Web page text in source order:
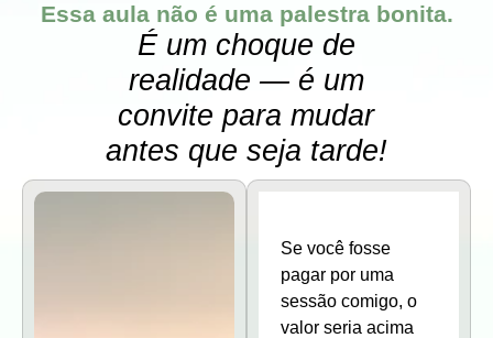
Essa aula não é uma palestra bonita.
É um choque de
realidade — é um
convite para mudar
antes que seja tarde!
Se você fosse
pagar por uma
sessão comigo, o
valor seria acima